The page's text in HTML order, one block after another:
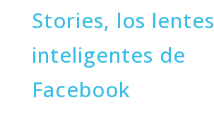
Stories, los lentes
inteligentes de
Facebook